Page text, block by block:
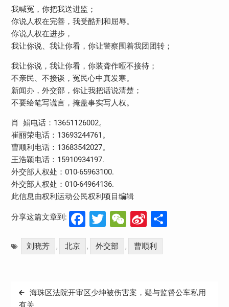
我喊冤，你把我送进监；
你说人权在完善，我受酷刑和屈辱。
你说人权在进步，
我让你说、我让你看，你让警察围着我团团转；
我让你说，我让你看，你装聋作哑不接待；
不亲民、不接谈，冤民心中真发寒。
新闻办，外交部，你让我把话说清楚；
不要绘笔写谎言，掩盖事实写人权。
肖 娟电话：13651126002。
崔丽荣电话：13693244761。
曹顺利电话：13683542027。
王浩颖电话：15910934197.
外交部人权处：010-65963100.
外交部人权处：010-64964136.
此信息由权利运动公民权利项目编辑
分享这篇文章到: Facebook
Twitter
WeChat
Sina
Weibo
分
刘晓芳 , 北京 , 外交部 , 曹顺利
文
章
海珠区法院开审区少坤被伤害案，疑与监督公车私用
有关